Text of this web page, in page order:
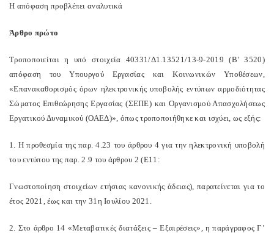
Η απόφαση προβλέπει αναλυτικά
Άρθρο πρώτο
Τροποποιείται η υπό στοιχεία 40331/Δ1.13521/13-9-2019 (Β’ 3520)
απόφαση του Υπουργού Εργασίας και Κοινωνικών Υποθέσεων,
«Επανακαθορισμός όρων ηλεκτρονικής υποβολής εντύπων αρμοδιότητας
Σώματος Επιθεώρησης Εργασίας (ΣΕΠΕ) και Οργανισμού Απασχολήσεως
Εργατικού Δυναμικού (ΟΑΕΔ)», όπως τροποποιήθηκε και ισχύει, ως εξής:
1. Η προθεσμία της παρ. 4.23 του άρθρου 4 για την ηλεκτρονική υποβολή
του εντύπου της παρ. 2.9 του άρθρου 2 (Ε11:
Γνωστοποίηση στοιχείων ετήσιας κανονικής άδειας), παρατείνεται για το
έτος 2021, έως και την 31η Ιουλίου 2021.
2. Στο άρθρο 14 «Μεταβατικές διατάξεις – Εξαιρέσεις», η παράγραφος Γ’